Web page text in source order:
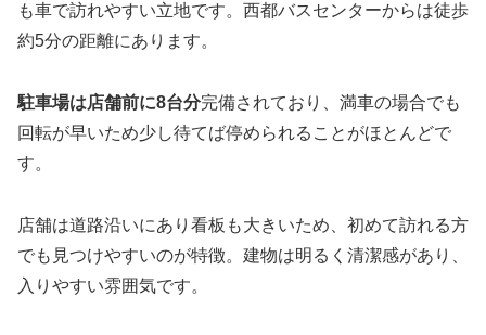
も車で訪れやすい立地です。西都バスセンターからは徒歩
約5分の距離にあります。
駐車場は店舗前に8台分完備されており、満車の場合でも
回転が早いため少し待てば停められることがほとんどで
す。
店舗は道路沿いにあり看板も大きいため、初めて訪れる方
でも見つけやすいのが特徴。建物は明るく清潔感があり、
入りやすい雰囲気です。